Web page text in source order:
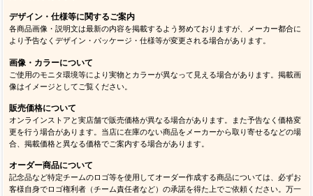
デザイン・仕様等に関するご案内
各商品画像・説明文は最新の内容を掲載するよう努めておりますが、メーカー都合に
より予告なくデザイン・パッケージ・仕様等が変更される場合があります。
画像・カラーについて
ご使用のモニタ環境等により実物とカラーが異なって見える場合があります。掲載画
像はイメージとしてご覧ください。
販売価格について
オンラインストアと実店舗で販売価格が異なる場合があります。また予告なく価格変
更を行う場合があります。当店に在庫のない商品をメーカーから取り寄せるなどの場
合、掲載価格と異なる価格でご案内する場合があります。
オーダー商品について
記念品など特定チームのロゴ等を使用してオーダー作成する商品については、必ずお
客様自身でロゴ権利者（チーム責任者など）の承諾を得た上でご依頼ください。万一